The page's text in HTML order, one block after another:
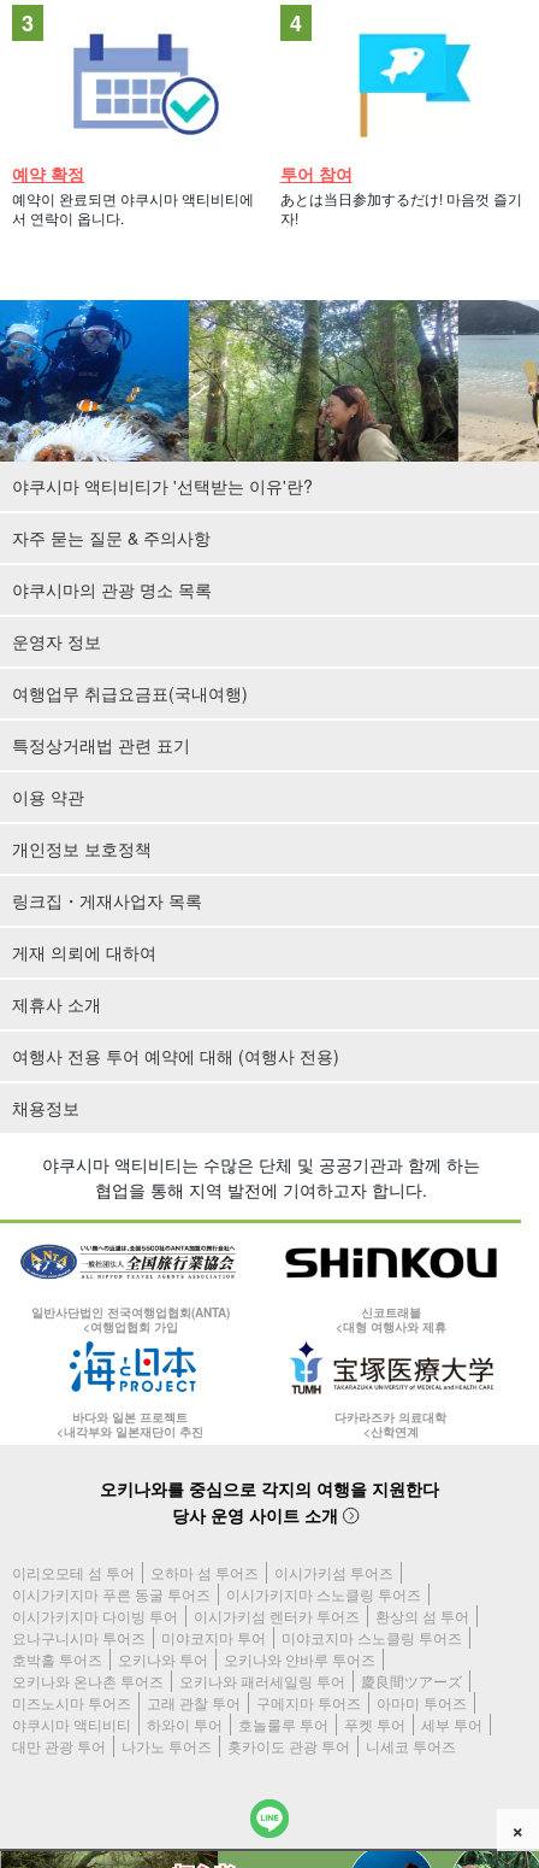
예약 확정
예약이 완료되면 야쿠시마 액티비티에
서 연락이 옵니다.
투어 참여
あとは当日参加するだけ! 마음껏 즐기
자!
야쿠시마 액티비티가 '선택받는 이유'란?
자주 묻는 질문 & 주의사항
야쿠시마의 관광 명소 목록
운영자 정보
여행업무 취급요금표(국내여행)
특정상거래법 관련 표기
이용 약관
개인정보 보호정책
링크집・게재사업자 목록
게재 의뢰에 대하여
제휴사 소개
여행사 전용 투어 예약에 대해 (여행사 전용)
채용정보
야쿠시마 액티비티는 수많은 단체 및 공공기관과 함께 하는
협업을 통해 지역 발전에 기여하고자 합니다.
일반사단법인 전국여행업협회(ANTA)
<여행업협회 가입
신코트래블
<대형 여행사와 제휴
바다와 일본 프로젝트
<내각부와 일본재단이 추진
다카라즈카 의료대학
<산학연계
오키나와를 중심으로 각지의 여행을 지원한다
당사 운영 사이트 소개
이리오모테 섬 투어 오하마 섬 투어즈
이시가키섬 투어즈
이시가키지마 푸른 동굴 투어즈
이시가키지마 스노클링 투어즈
이시가키지마 다이빙 투어
이시가키섬 렌터카 투어즈
환상의 섬 투어
요나구니시마 투어즈
미야코지마 투어
미야코지마 스노클링 투어즈
호박홀 투어즈
오키나와 투어
오키나와 얀바루 투어즈
오키나와 온나촌 투어즈
오키나와 패러세일링 투어
慶良間ツアーズ
미즈노시마 투어즈
고래 관찰 투어 구메지마 투어즈
아마미 투어즈
야쿠시마 액티비티
하와이 투어 호놀룰루 투어 푸켓 투어
세부 투어
대만 관광 투어
나가노 투어즈 홋카이도 관광 투어 니세코 투어즈
×